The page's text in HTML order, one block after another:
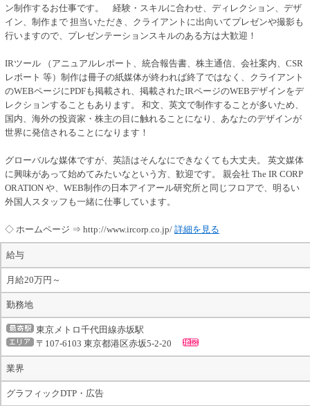
ン制作するお仕事です。 経験・スキルに合わせ、ディレクション、デザ
イン、制作まで 担当いただき、クライアントに出向いてプレゼンや撮影も
行いますので、プレゼンテーションスキルのある方は大歓迎！
IRツール （アニュアルレポート、統合報告書、株主通信、会社案内、CSR
レポート 等）制作は冊子の紙媒体が終われば終了ではなく、クライアント
のWEBページにPDFも掲載され、掲載されたIRページのWEBデザインをデ
レクションすることもあります。 和文、英文で制作することが多いため、
国内、海外の投資家・株主の目に触れることになり、あなたのデザインが
世界に発信されることになります！
グローバルな媒体ですが、英語はそんなにできなくても大丈夫。 英文媒体
に興味があって始めてみたいなという方、歓迎です。 親会社 The IR CORP
ORATION や、WEB制作の日本アイアール研究所と同じフロアで、明るい
外国人スタッフも一緒に仕事しています。
◇ ホームページ ⇒ http://www.ircorp.co.jp/ 詳細を見る
給与
月給20万円～
勤務地
東京メトロ千代田線赤坂駅
〒107-6103 東京都港区赤坂5-2-20
業界
グラフィックDTP・広告